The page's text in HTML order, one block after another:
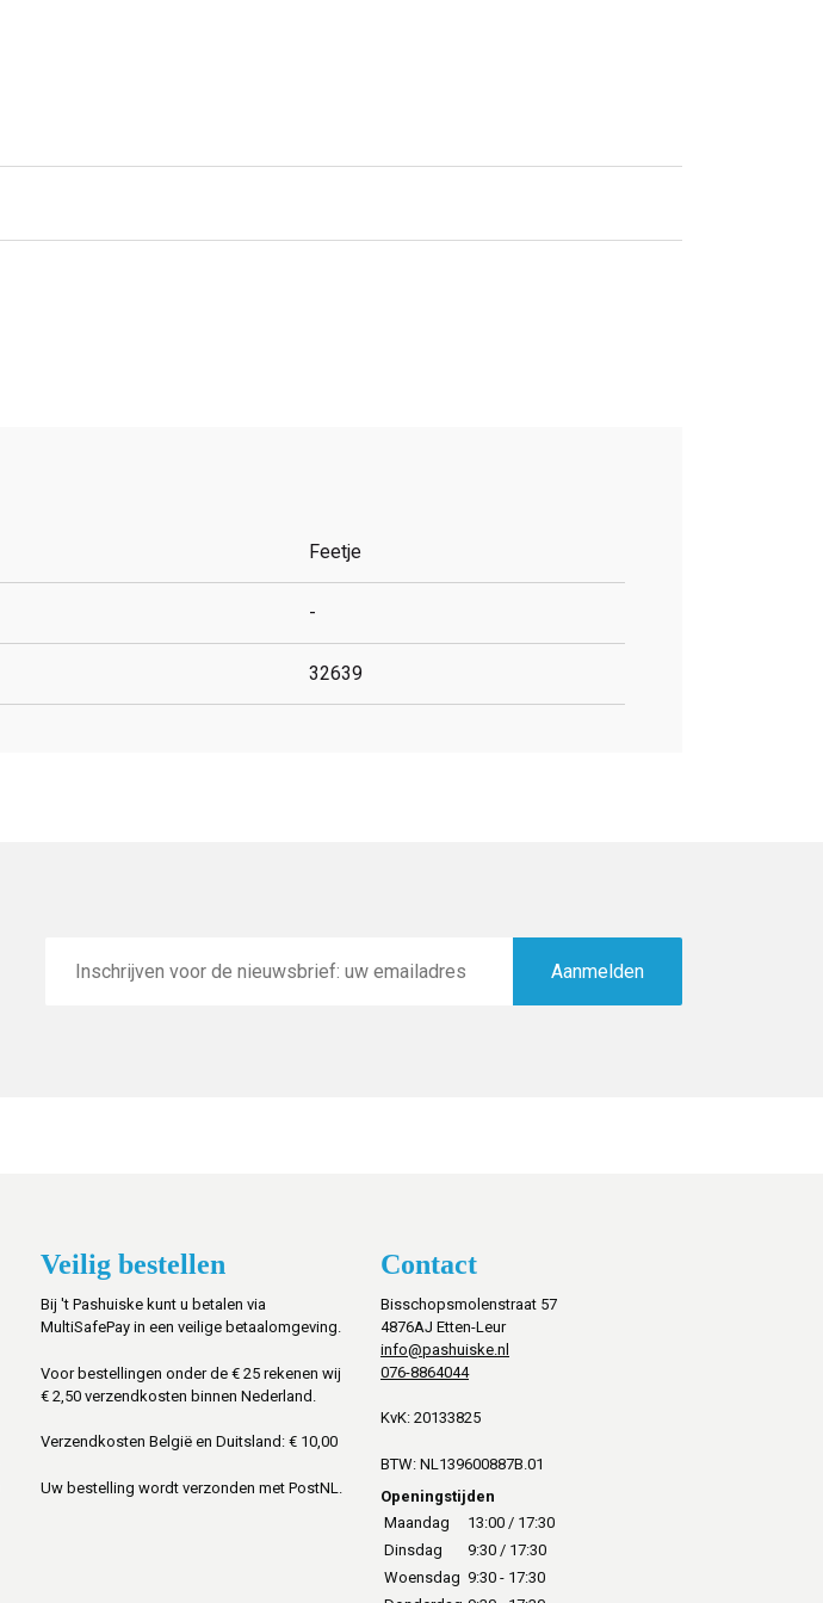
Feetje
-
32639
mailadres
Aanmelden
Veilig bestellen
Bij 't Pashuiske kunt u betalen via
MultiSafePay in een veilige betaalomgeving.
Voor bestellingen onder de € 25 rekenen wij
€ 2,50 verzendkosten binnen Nederland.
Verzendkosten België en Duitsland: € 10,00
Uw bestelling wordt verzonden met PostNL.
Contact
Bisschopsmolenstraat 57
4876AJ Etten-Leur
info@pashuiske.nl
076-8864044
KvK: 20133825
BTW: NL139600887B.01
Openingstijden
Maandag
13:00 / 17:30
Dinsdag
9:30 / 17:30
Woensdag 9:30 - 17:30